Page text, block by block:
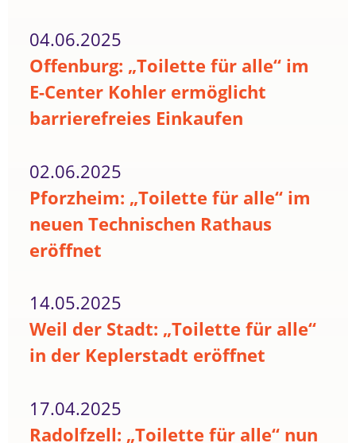
04.06.2025
Offenburg: „Toilette für alle“ im
E-Center Kohler ermöglicht
barrierefreies Einkaufen
02.06.2025
Pforzheim: „Toilette für alle“ im
neuen Technischen Rathaus
eröffnet
14.05.2025
Weil der Stadt: „Toilette für alle“
in der Keplerstadt eröffnet
17.04.2025
Radolfzell: „Toilette für alle“ nun